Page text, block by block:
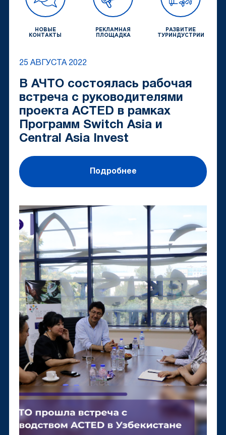
НОВЫЕ
КОНТАКТЫ
РЕКЛАМНАЯ
ПЛОЩАДКА
РАЗВИТИЕ
ТУРИНДУСТРИИ
25 АВГУСТА 2022
В АЧТО состоялась рабочая
встреча с руководителями
проекта ACTED в рамках
Программ Switch Asia и
Central Asia Invest
Подробнее